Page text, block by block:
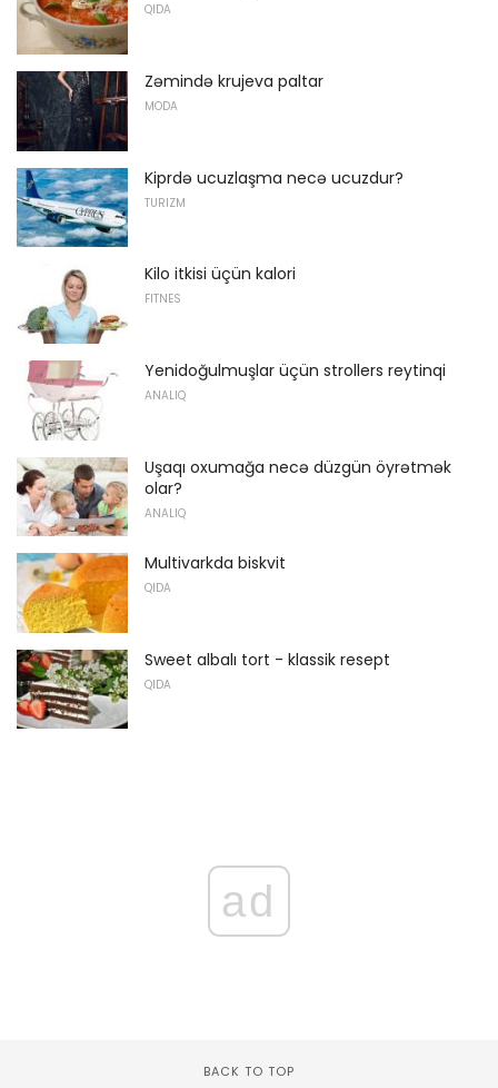
QIDA
Zəmində krujeva paltar
MODA
Kiprdə ucuzlaşma necə ucuzdur?
TURIZM
Kilo itkisi üçün kalori
FITNES
Yenidoğulmuşlar üçün strollers reytinqi
ANALIQ
Uşaqı oxumağa necə düzgün öyrətmək
olar?
ANALIQ
Multivarkda biskvit
QIDA
Sweet albalı tort - klassik resept
QIDA
ad
BACK TO TOP